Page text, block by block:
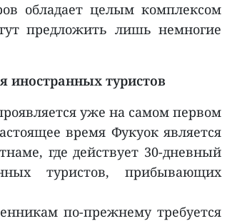
обладает целым комплексом
предложить лишь немногие
иностранных туристов
уже на самом первом
время Фукуок является
где действует 30-дневный
туристов, прибывающих
по-прежнему требуется